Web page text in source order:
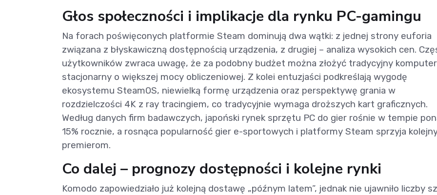
Głos społeczności i implikacje dla rynku PC-gamingu
Na forach poświęconych platformie Steam dominują dwa wątki: z jednej strony euforia
związana z błyskawiczną dostępnością urządzenia, z drugiej – analiza wysokich cen.
użytkowników zwraca uwagę, że za podobny budżet można złożyć tradycyjny komputer
stacjonarny o większej mocy obliczeniowej. Z kolei entuzjaści podkreślają wygodę
ekosystemu SteamOS, niewielką formę urządzenia oraz perspektywę grania w
rozdzielczości 4K z ray tracingiem, co tradycyjnie wymaga droższych kart graficznych.
Według danych firm badawczych, japoński rynek sprzętu PC do gier rośnie w tempie
15% rocznie, a rosnąca popularność gier e-sportowych i platformy Steam sprzyja
premierom.
Co dalej – prognozy dostępności i kolejne rynki
Komodo zapowiedziało już kolejną dostawę „późnym latem”, jednak nie ujawniło liczby